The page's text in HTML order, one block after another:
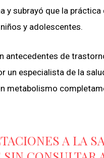
y subrayó que la
y adolescentes.
antecedentes de
un especialista de la
metabolismo
A LA